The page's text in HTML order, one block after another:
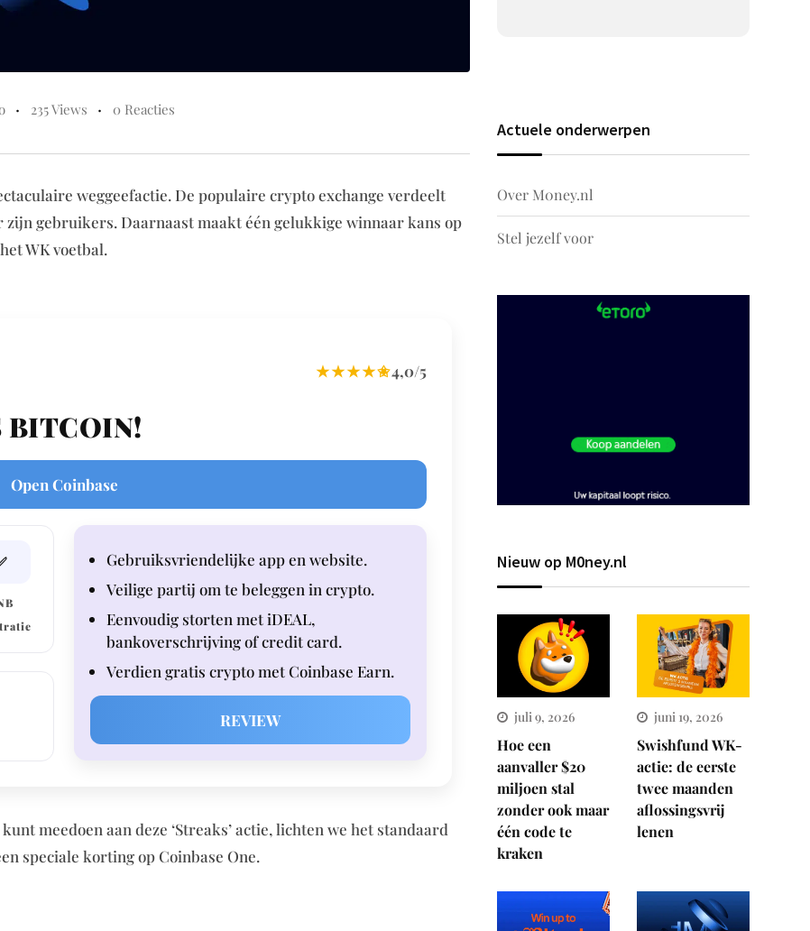
235 Views 0 Reacties
weggeefactie. De populaire crypto exchange verdeelt
gebruikers. Daarnaast maakt één gelukkige winnaar kans op
WK voetbal.
★★★★✬4,0/5
BITCOIN!
Open Coinbase
Gebruiksvriendelijke app en website.
Veilige partij om te beleggen in crypto.
Eenvoudig storten met iDEAL,
bankoverschrijving of credit card.
Verdien gratis crypto met Coinbase Earn.
REVIEW
meedoen aan deze ‘Streaks’ actie, lichten we het standaard
speciale korting op Coinbase One.
Actuele onderwerpen
Over M0ney.nl
Stel jezelf voor
Nieuw op M0ney.nl
juli 9, 2026
Hoe een
aanvaller $20
miljoen stal
zonder ook maar
één code te
kraken
juni 19, 2026
Swishfund WK-
actie: de eerste
twee maanden
aflossingsvrij
lenen